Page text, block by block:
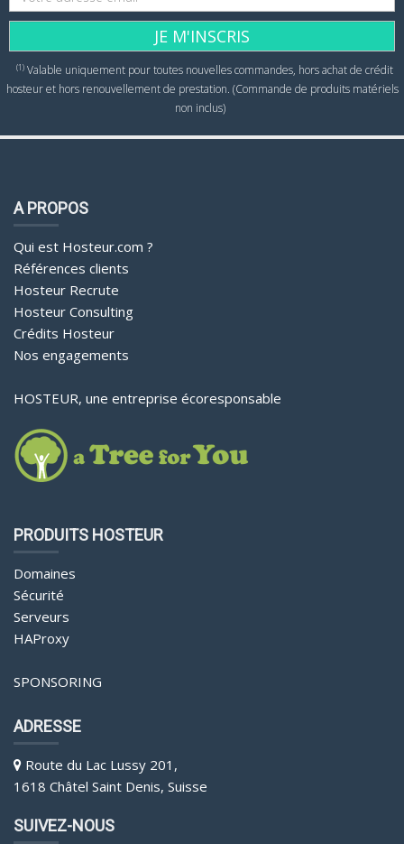
JE M'INSCRIS
(1)Valable uniquement pour toutes nouvelles commandes, hors achat de crédit
hosteur et hors renouvellement de prestation. (Commande de produits matériels
non inclus)
A PROPOS
Qui est Hosteur.com ?
Références clients
Hosteur Recrute
Hosteur Consulting
Crédits Hosteur
Nos engagements
HOSTEUR, une entreprise écoresponsable
PRODUITS HOSTEUR
Domaines
Sécurité
Serveurs
HAProxy
SPONSORING
ADRESSE
Route du Lac Lussy 201,
1618 Châtel Saint Denis, Suisse
SUIVEZ-NOUS